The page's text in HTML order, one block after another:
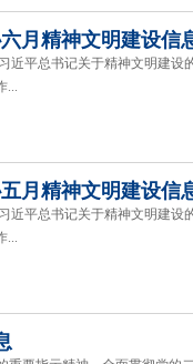
月精神文明建设信
平总书记关于精神文明建设的
...
月精神文明建设信
平总书记关于精神文明建设的
...